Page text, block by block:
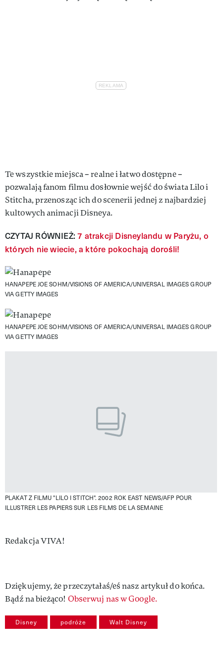
Te wszystkie miejsca – realne i łatwo dostępne –
pozwalają fanom filmu dosłownie wejść do świata Lilo i
Stitcha, przenosząc ich do scenerii jednej z najbardziej
kultowych animacji Disneya.
CZYTAJ RÓWNIEŻ: 7 atrakcji Disneylandu w Paryżu, o
których nie wiecie, a które pokochają dorośli!
HANAPEPE JOE SOHM/VISIONS OF AMERICA/UNIVERSAL IMAGES GROUP
VIA GETTY IMAGES
HANAPEPE JOE SOHM/VISIONS OF AMERICA/UNIVERSAL IMAGES GROUP
VIA GETTY IMAGES
PLAKAT Z FILMU "LILO I STITCH". 2002 ROK EAST NEWS/AFP POUR
ILLUSTRER LES PAPIERS SUR LES FILMS DE LA SEMAINE
Authors
Redakcja VIVA!
Dziękujemy, że przeczytałaś/eś nasz artykuł do końca.
Bądź na bieżąco! Obserwuj nas w Google.
Disney podróże Walt Disney